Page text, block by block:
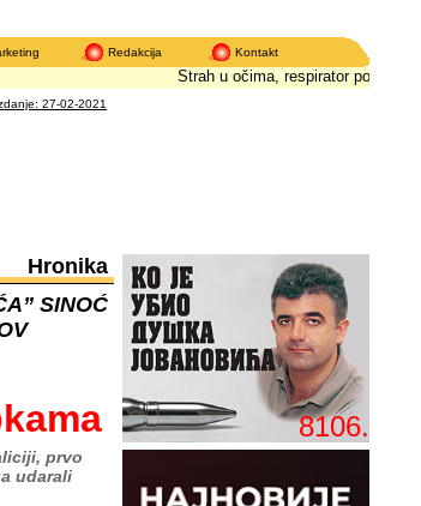
Redakcija Kontakt
Strah u očima, respirator poslednja nada
27-02-2021
Hronika
SINOĆ
prvo
udarali
8106.